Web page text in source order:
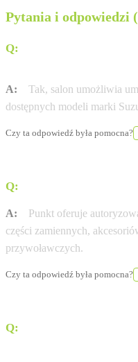
Pytania i odpowiedzi
Q:
A:
Tak, salon umożliwia
dostępnych modeli marki
Czy ta odpowiedź była pomocna?
Q:
A:
Punkt oferuje
części zamiennych,
przywoławczych.
Czy ta odpowiedź była pomocna?
Q: